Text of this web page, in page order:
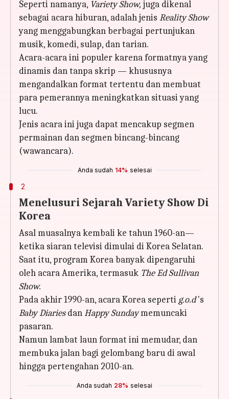
Seperti namanya, Variety Show, juga dikenal
sebagai acara hiburan, adalah jenis Reality Show
yang menggabungkan berbagai pertunjukan
musik, komedi, sulap, dan tarian.
Acara-acara ini populer karena formatnya yang
dinamis dan tanpa skrip — khususnya
mengandalkan format tertentu dan membuat
para pemerannya meningkatkan situasi yang
lucu.
Jenis acara ini juga dapat mencakup segmen
permainan dan segmen bincang-bincang
(wawancara).
Anda sudah 14% selesai
2
Menelusuri Sejarah Variety Show Di
Korea
Asal muasalnya kembali ke tahun 1960-an—
ketika siaran televisi dimulai di Korea Selatan.
Saat itu, program Korea banyak dipengaruhi
oleh acara Amerika, termasuk The Ed Sullivan
Show.
Pada akhir 1990-an, acara Korea seperti g.o.d's
Baby DiariesdanHappy Sundaymemuncaki
pasaran.
Namun lambat laun format ini memudar, dan
membuka jalan bagi gelombang baru di awal
hingga pertengahan 2010-an.
Anda sudah 28% selesai